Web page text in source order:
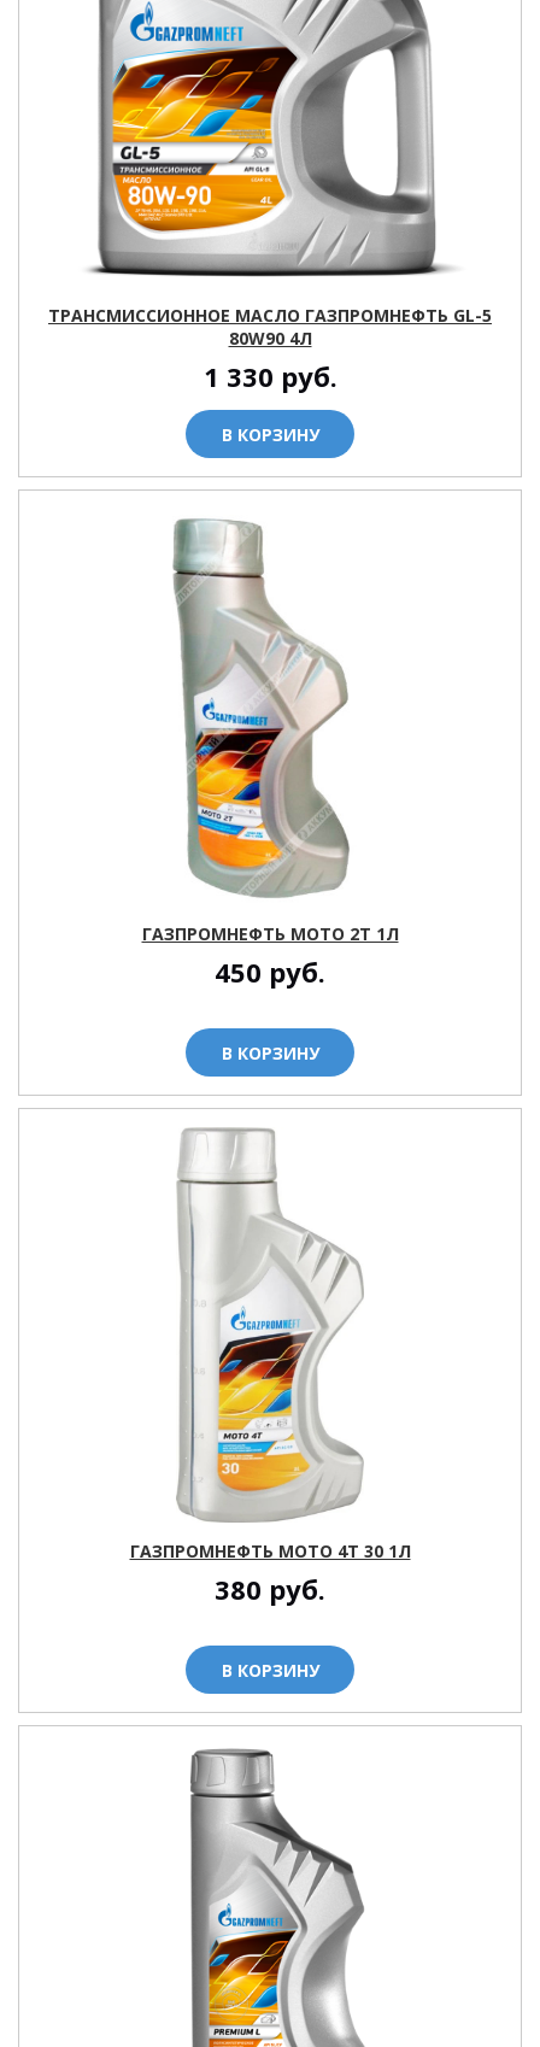
ТРАНСМИССИОННОЕ МАСЛО ГАЗПРОМНЕФТЬ GL-5
80W90 4Л
1 330 руб.
В КОРЗИНУ
ГАЗПРОМНЕФТЬ МОТО 2Т 1Л
450 руб.
В КОРЗИНУ
ГАЗПРОМНЕФТЬ МОТО 4T 30 1Л
380 руб.
В КОРЗИНУ